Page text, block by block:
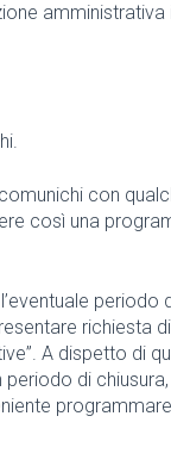
amministrativa
con
così una
periodo
richiesta
A dispetto di
di